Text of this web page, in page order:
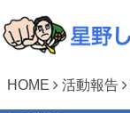
HOME 活動報告